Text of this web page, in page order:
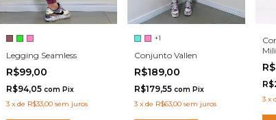
Legging Seamless
R$99,00
R$94,05 com Pix
3 x de R$33,00 sem juros
+1
Conjunto Vallen
R$189,00
R$179,55 com Pix
3 x de R$63,00 sem juros
3 x